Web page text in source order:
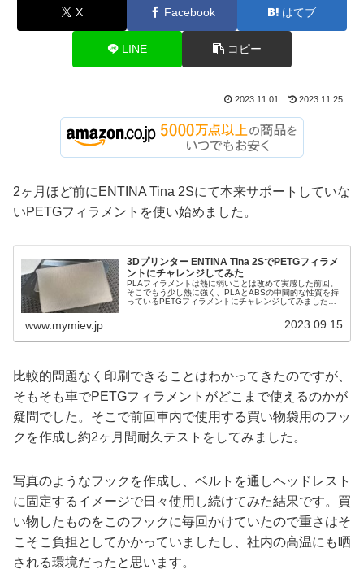
X Facebook はてブ
LINE コピー
2023.11.01 2023.11.25
2ヶ月ほど前にENTINA Tina 2Sにて本来サポートしていな
いPETGフィラメントを使い始めました。
3Dプリンター ENTINA Tina 2SでPETGフィラメ
ントにチャレンジしてみた
PLAフィラメントは熱に弱いことは改めて実感した前回。
そこでもう少し熱に強く、PLAとABSの中間的な性質を持
っているPETGフィラメントにチャレンジしてみました。
www.mymiev.jp 2023.09.15
比較的問題なく印刷できることはわかってきたのですが、
そもそも車でPETGフィラメントがどこまで使えるのかが
疑問でした。そこで前回車内で使用する買い物袋用のフッ
クを作成し約2ヶ月間耐久テストをしてみました。
写真のようなフックを作成し、ベルトを通しヘッドレスト
に固定するイメージで日々使用し続けてみた結果です。買
い物したものをこのフックに毎回かけていたので重さはそ
こそこ負担としてかかっていましたし、社内の高温にも晒
される環境だったと思います。